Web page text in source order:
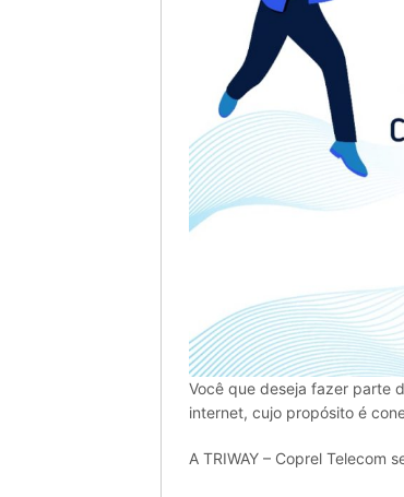
Você que deseja fazer parte
internet, cujo propósito é
A TRIWAY – Coprel Telecom